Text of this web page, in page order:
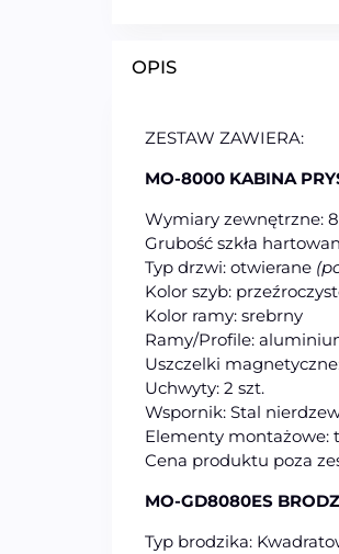
OPIS
ZESTAW ZAWIERA:
MO-8000 KABINA
Wymiary zewnętrzne:
Grubość szkła
Typ drzwi: otwierane
Kolor szyb:
Kolor ramy: srebrny
Ramy/Profile:
Uszczelki
Uchwyty: 2 szt.
Wspornik: Stal
Elementy montażowe:
Cena produktu poza
MO-GD8080ES
Typ brodzika: